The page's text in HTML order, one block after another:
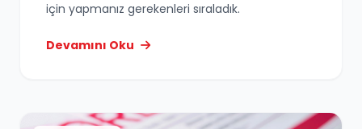
için yapmanız gerekenleri sıraladık.
Devamını Oku